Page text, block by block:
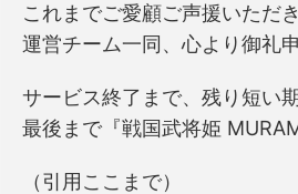
これまでご愛顧ご声援いただ
運営チーム一同、心より御礼
サービス終了まで、残り短い
最後まで『戦国武将姫
（引用ここまで）